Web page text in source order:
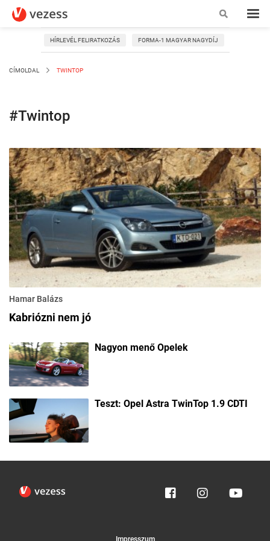
HÍRLEVÉL FELIRATKOZÁS FORMA-1 MAGYAR NAGYDÍJ
CÍMOLDAL TWINTOP
#Twintop
Hamar Balázs
Kabriózni nem jó
Nagyon menő Opelek
Teszt: Opel Astra TwinTop 1.9 CDTI
Impresszum